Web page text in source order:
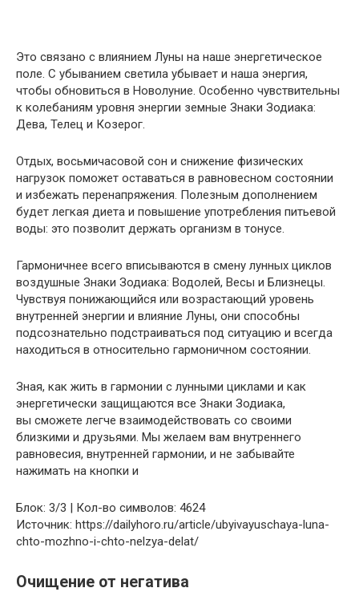
Это связано с влиянием Луны на наше энергетическое
поле. С убыванием светила убывает и наша энергия,
чтобы обновиться в Новолуние. Особенно чувствительны
к колебаниям уровня энергии земные Знаки Зодиака:
Дева, Телец и Козерог.
Отдых, восьмичасовой сон и снижение физических
нагрузок поможет оставаться в равновесном состоянии
и избежать перенапряжения. Полезным дополнением
будет легкая диета и повышение употребления питьевой
воды: это позволит держать организм в тонусе.
Гармоничнее всего вписываются в смену лунных циклов
воздушные Знаки Зодиака: Водолей, Весы и Близнецы.
Чувствуя понижающийся или возрастающий уровень
внутренней энергии и влияние Луны, они способны
подсознательно подстраиваться под ситуацию и всегда
находиться в относительно гармоничном состоянии.
Зная, как жить в гармонии с лунными циклами и как
энергетически защищаются все Знаки Зодиака,
вы сможете легче взаимодействовать со своими
близкими и друзьями. Мы желаем вам внутреннего
равновесия, внутренней гармонии, и не забывайте
нажимать на кнопки и
Блок: 3/3 | Кол-во символов: 4624
Источник: https://dailyhoro.ru/article/ubyivayuschaya-luna-
chto-mozhno-i-chto-nelzya-delat/
Очищение от негатива